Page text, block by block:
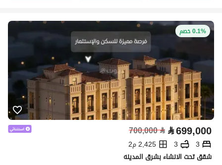
0.1% خصم
⃁699,000
⃁
700,000
3
3
2,425 م2
شقق تحت الانشاء بشرق المدينه